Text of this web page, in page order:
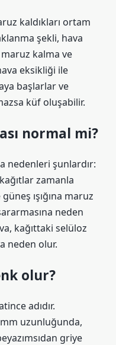
kaldıkları ortam
şekli, hava
maruz kalma ve
eksikliği ile
başlarlar ve
küf oluşabilir.
normal mi?
nedenleri şunlardır:
zamanla
ışığına maruz
neden
kağıttaki selüloz
neden olur.
olur?
adıdır.
uzunluğunda,
griye